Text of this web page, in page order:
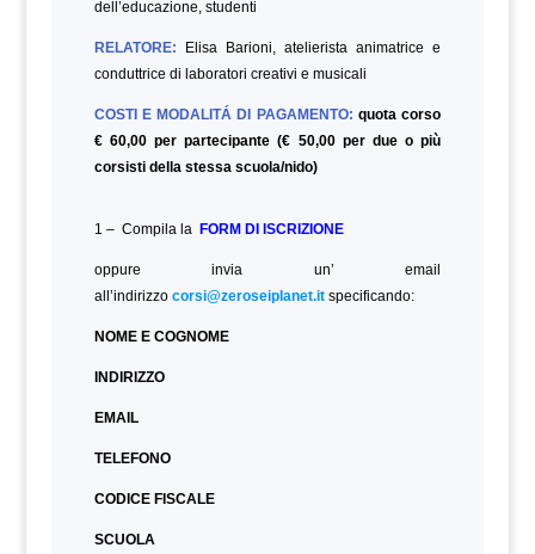
dell’educazione, studenti
RELATORE:
Elisa Barioni, atelierista animatrice e
conduttrice di laboratori creativi e musicali
COSTI E MODALITÁ DI PAGAMENTO: quota corso
€ 60,00 per partecipante (€ 50,00 per due o più
corsisti della stessa scuola/nido)
1 – Compila la FORM DI ISCRIZIONE
oppure invia un’ email
all’indirizzo corsi@zeroseiplanet.itspecificando:
NOME E COGNOME
INDIRIZZO
EMAIL
TELEFONO
CODICE FISCALE
SCUOLA